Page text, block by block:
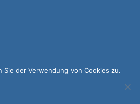
der Verwendung von Cookies zu.